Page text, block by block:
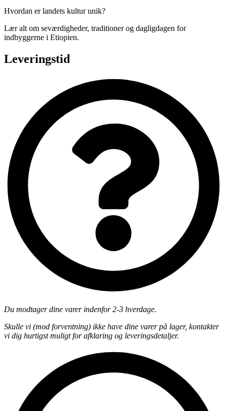
Hvordan er landets kultur unik?
Lær alt om seværdigheder, traditioner og dagligdagen for
indbyggerne i Etiopien.
Leveringstid
Du modtager dine varer indenfor 2-3 hverdage.
Skulle vi (mod forventning) ikke have dine varer på lager, kontakter
vi dig hurtigst muligt for afklaring og leveringsdetaljer.